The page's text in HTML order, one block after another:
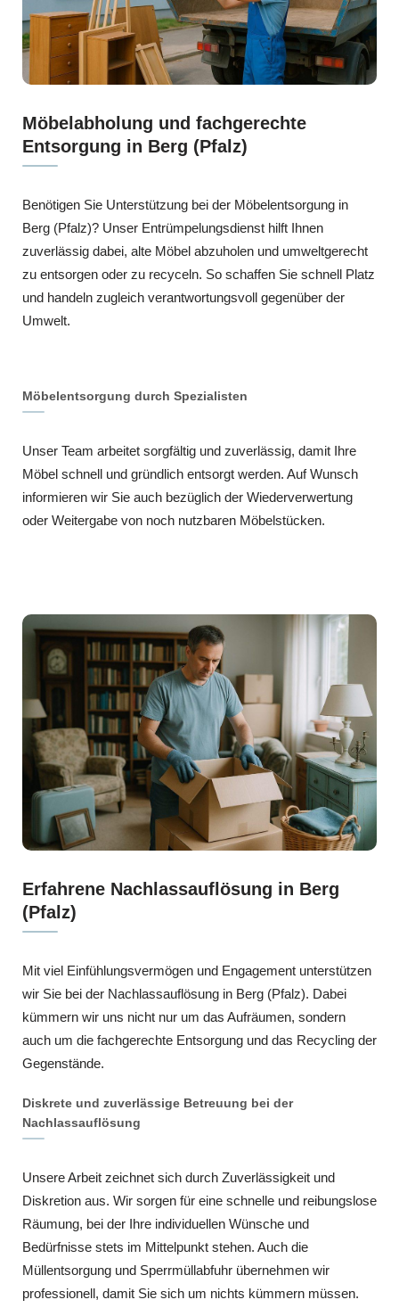
Möbelabholung und fachgerechte
Entsorgung in Berg (Pfalz)
Benötigen Sie Unterstützung bei der Möbelentsorgung in
Berg (Pfalz)? Unser Entrümpelungsdienst hilft Ihnen
zuverlässig dabei, alte Möbel abzuholen und umweltgerecht
zu entsorgen oder zu recyceln. So schaffen Sie schnell Platz
und handeln zugleich verantwortungsvoll gegenüber der
Umwelt.
Möbelentsorgung durch Spezialisten
Unser Team arbeitet sorgfältig und zuverlässig, damit Ihre
Möbel schnell und gründlich entsorgt werden. Auf Wunsch
informieren wir Sie auch bezüglich der Wiederverwertung
oder Weitergabe von noch nutzbaren Möbelstücken.
Erfahrene Nachlassauflösung in Berg
(Pfalz)
Mit viel Einfühlungsvermögen und Engagement unterstützen
wir Sie bei der Nachlassauflösung in Berg (Pfalz). Dabei
kümmern wir uns nicht nur um das Aufräumen, sondern
auch um die fachgerechte Entsorgung und das Recycling der
Gegenstände.
Diskrete und zuverlässige Betreuung bei der
Nachlassauflösung
Unsere Arbeit zeichnet sich durch Zuverlässigkeit und
Diskretion aus. Wir sorgen für eine schnelle und reibungslose
Räumung, bei der Ihre individuellen Wünsche und
Bedürfnisse stets im Mittelpunkt stehen. Auch die
Müllentsorgung und Sperrmüllabfuhr übernehmen wir
professionell, damit Sie sich um nichts kümmern müssen.